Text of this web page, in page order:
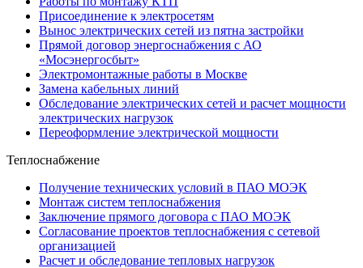
Присоединение к электросетям
Вынос электрических сетей из пятна застройки
Прямой договор энергоснабжения с АО
«Мосэнергосбыт»
Электромонтажные работы в Москве
Замена кабельных линий
Обследование электрических сетей и расчет мощности
электрических нагрузок
Переоформление электрической мощности
Теплоснабжение
Получение технических условий в ПАО МОЭК
Монтаж систем теплоснабжения
Заключение прямого договора с ПАО МОЭК
Согласование проектов теплоснабжения с сетевой
организацией
Расчет и обследование тепловых нагрузок